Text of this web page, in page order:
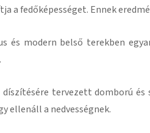
a fedőképességet. Ennek
és modern belső terekben
.
díszítésére tervezett domború
ellenáll a nedvességnek.